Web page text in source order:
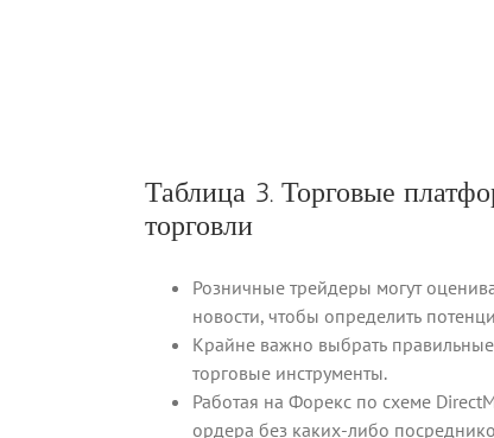
Таблица 3. Торговые
торговли
Розничные трейдеры могут
новости, чтобы определить
Крайне важно выбрать
торговые инструменты.
Работая на Форекс по схеме
ордера без каких-либо